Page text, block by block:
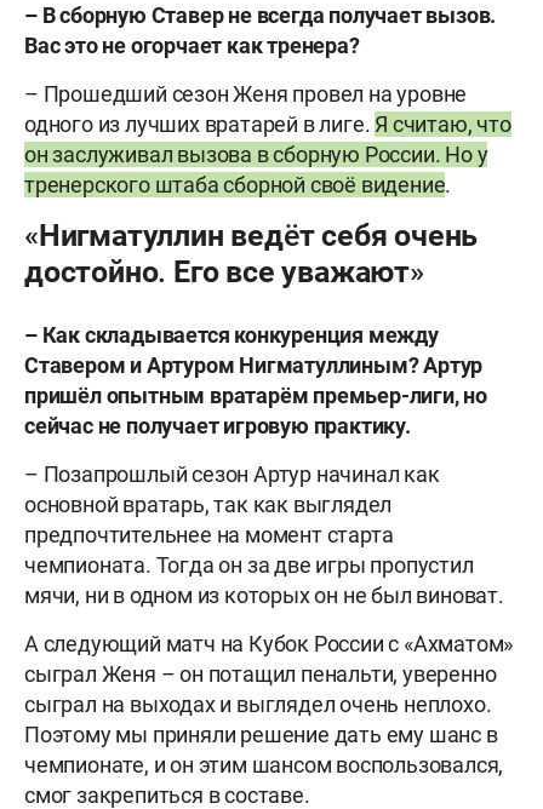
– В сборную Ставер не всегда получает вызов.
Вас это не огорчает как тренера?
– Прошедший сезон Женя провел на уровне
одного из лучших вратарей в лиге. Я считаю, что
он заслуживал вызова в сборную России. Но у
тренерского штаба сборной своё видение.
«Нигматуллин ведëт себя очень
достойно. Его все уважают»
– Как складывается конкуренция между
Ставером и Артуром Нигматуллиным? Артур
пришёл опытным вратарём премьер-лиги, но
сейчас не получает игровую практику.
– Позапрошлый сезон Артур начинал как
основной вратарь, так как выглядел
предпочтительнее на момент старта
чемпионата. Тогда он за две игры пропустил
мячи, ни в одном из которых он не был виноват.
А следующий матч на Кубок России с «Ахматом»
сыграл Женя – он потащил пенальти, уверенно
сыграл на выходах и выглядел очень неплохо.
Поэтому мы приняли решение дать ему шанс в
чемпионате, и он этим шансом воспользовался,
смог закрепиться в составе.